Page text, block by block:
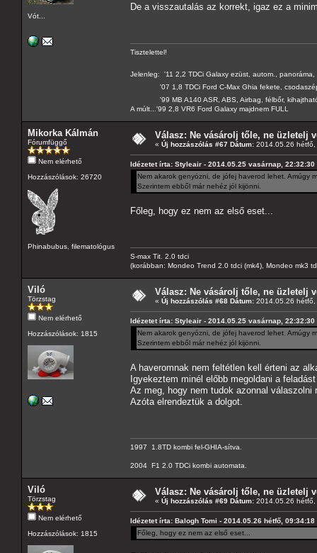
Vót...
De a visszautalás az korrekt, igaz ez a
Tisztelettel!
Jelenleg: '11 2,2 TDCi Galaxy ezüst, autom.,
'07 1,8 TDCi Ford C-Max Ghia fekete,
'99 MB A140 ASR, ABS, Airbag, félbőr, kihajtható
A múlt...'99 2,8 VR6 Ford Galaxy majdnem FULL
Mikorka Kálmán
Fórumfüggő
Nem elérhető
Hozzászólások: 26720
Phinabubus, filematológus
Válasz: Ne vásárolj tőle, ne üzletelj
« Új hozzászólás #67 Dátum: 2014.05.26
Idézetet írta: Styleair - 2014.05.25 vasárnap, 22:32:30
Nem akarok genyózni, de jófej haverod lehet. Amúgy
Szerintem ebből már nehéz jól kijönni.
Főleg, hogy ez nem az első eset...
S-max Tit. 2.0 tdci
(korábban: Mondeo Trend 2.0 tdci (mk4), Mondeo mk3
Viló
Törzstag
Nem elérhető
Hozzászólások: 1815
Válasz: Ne vásárolj tőle, ne üzletelj
« Új hozzászólás #68 Dátum: 2014.05.26
Idézetet írta: Styleair - 2014.05.25 vasárnap, 22:32:30
Nem akarok genyózni, de jófej haverod lehet. Amúgy
Szerintem ebből már nehéz jól kijönni.
A haveromnak nem feltétlen kell érteni az
Igyekeztem minél előbb megoldani a
Az meg, hogy nem tudok azonnal
Azóta elrendeztük a dolgot.
1997 1.8TD kombi fel-GHIA-sítva.
2004 F1 2.0 TDCi kombi automata.
Viló
Törzstag
Nem elérhető
Hozzászólások: 1815
Válasz: Ne vásárolj tőle, ne üzletelj
« Új hozzászólás #69 Dátum: 2014.05.26
Idézetet írta: Balogh Tomi - 2014.05.26 hétfő, 09:34:18
Főleg, hogy ez nem az első eset...